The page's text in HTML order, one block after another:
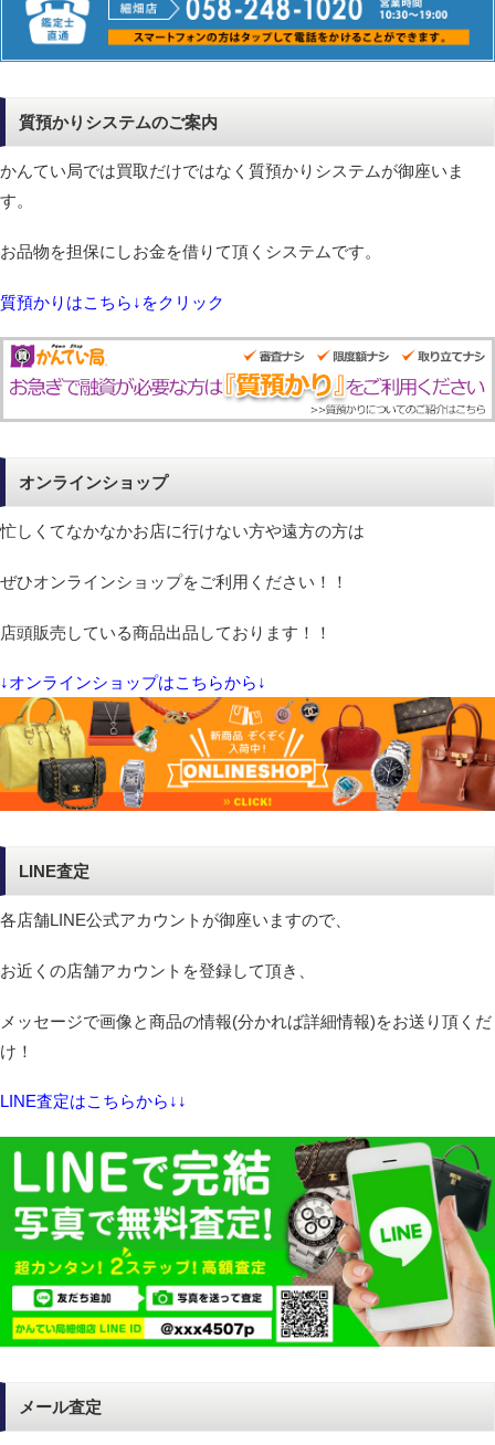
質預かりシステムのご案内
かんてい局では買取だけではなく質預かりシステムが御座いま
す。
お品物を担保にしお金を借りて頂くシステムです。
質預かりはこちら↓をクリック
オンラインショップ
忙しくてなかなかお店に行けない方や遠方の方は
ぜひオンラインショップをご利用ください！！
店頭販売している商品出品しております！！
↓オンラインショップはこちらから↓
LINE査定
各店舗LINE公式アカウントが御座いますので、
お近くの店舗アカウントを登録して頂き、
メッセージで画像と商品の情報(分かれば詳細情報)をお送り頂くだ
け！
LINE査定はこちらから↓↓
メール査定